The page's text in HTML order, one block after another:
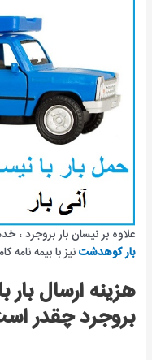
علاوه بر نیسان بار بروجرد ،
بار کوهدشتنیز با بیمه
هزینه ارسال بار
بروجرد چقدر